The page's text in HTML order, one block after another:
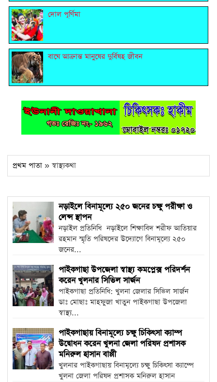
দোল পূর্ণিমা
বাঘে আক্রান্ত মানুষের দুর্বিষহ জীবন
প্রথম পাতা » স্বাস্থ্যকথা
নড়াইলে বিনামূল্যে ২৫০ জনের চক্ষু পরীক্ষা ও
লেন্স স্থাপন
নড়াইল প্রতিনিধি নড়াইলে শিক্ষাবিদ শরীফ আতিয়ার
রহমান স্মৃতি পরিষদের উদ্যোগে বিনামূল্যে ২৫০
জনের...
পাইকগাছা উপজেলা স্বাস্থ্য কমপ্লেক্স পরিদর্শন
করেন খুলনার সিভিল সার্জন
পাইকগাছা প্রতিনিধি: খুলনা জেলার সিভিল সার্জন
ডাঃ মোছাঃ মাহফুজা খাতুন পাইকগাছা উপজেলা
স্বাস্থ্য...
পাইকগাছায় বিনামূল্যে চক্ষু চিকিৎসা ক্যাম্প
উদ্বোধন করেন খুলনা জেলা পরিষদ প্রশাসক
মনিরুল হাসান বাপ্পী
খুলনার পাইকগাছায় বিনামূল্যে চক্ষু চিকিৎসা ক্যাম্পে
খুলনা জেলা পরিষদ প্রশাসক মনিরুল হাসান